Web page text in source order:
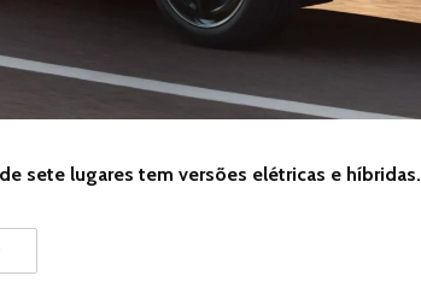
sete lugares tem versões elétricas e híbridas.